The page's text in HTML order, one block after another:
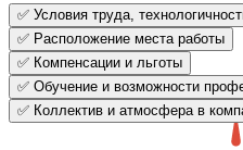
✅ Условия труда,
✅ Расположение места работы
✅ Компенсации и льготы
✅ Обучение и возможности
✅ Коллектив и атмосфера в